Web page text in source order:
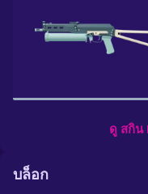
ดู สกิน
บล็อก